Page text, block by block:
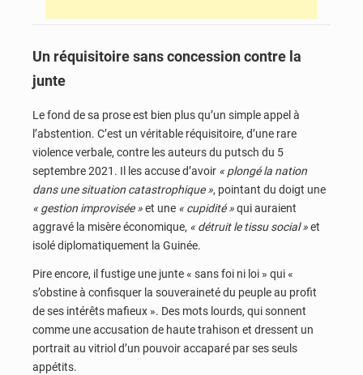
Un réquisitoire sans concession contre la
junte
Le fond de sa prose est bien plus qu’un simple appel à
l’abstention. C’est un véritable réquisitoire, d’une rare
violence verbale, contre les auteurs du putsch du 5
septembre 2021. Il les accuse d’avoir « plongé la nation
dans une situation catastrophique », pointant du doigt une
« gestion improvisée »et une « cupidité »qui auraient
aggravé la misère économique, « détruit le tissu social »et
isolé diplomatiquement la Guinée.
Pire encore, il fustige une junte « sans foi ni loi » qui «
s’obstine à confisquer la souveraineté du peuple au profit
de ses intérêts mafieux ». Des mots lourds, qui sonnent
comme une accusation de haute trahison et dressent un
portrait au vitriol d’un pouvoir accaparé par ses seuls
appétits.